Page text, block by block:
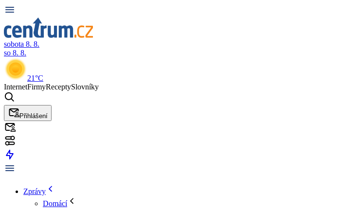
sobota 8. 8.
so 8. 8.
21°C
InternetFirmyReceptySlovníky
Přihlášení
Zprávy
Domácí